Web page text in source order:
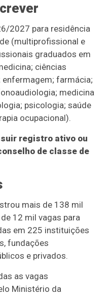
2027 para residência
(multiprofissional e
graduados em
ciências
farmácia;
medicina
psicologia; saúde
ocupacional).
registro ativo ou
de classe de
mais de 138 mil
12 mil vagas para
em 225 instituições
fundações
e privados.
as vagas
Ministério da